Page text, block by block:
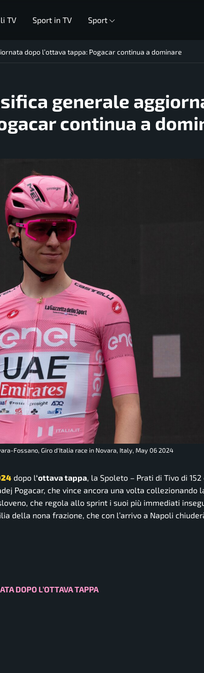
TV Sport in TV Sport
dopo l’ottava tappa: Pogacar continua a dominare
generale
continua a
Fossano, Giro d'Italia race in Novara, Italy, May 06 2024
dopo l‘ottava tappa , la Spoleto – Prati di Tivo di
Pogacar, che vince ancora una volta collezionando
che regola allo sprint i suoi più immediati
della nona frazione, che con l’arrivo a Napoli
DOPO L’OTTAVA TAPPA